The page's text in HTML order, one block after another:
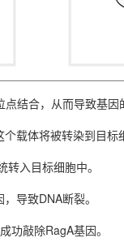
结合，从而导致基因
载体将被转染到目标
入目标细胞中。
导致DNA断裂。
功敲除RagA基因。